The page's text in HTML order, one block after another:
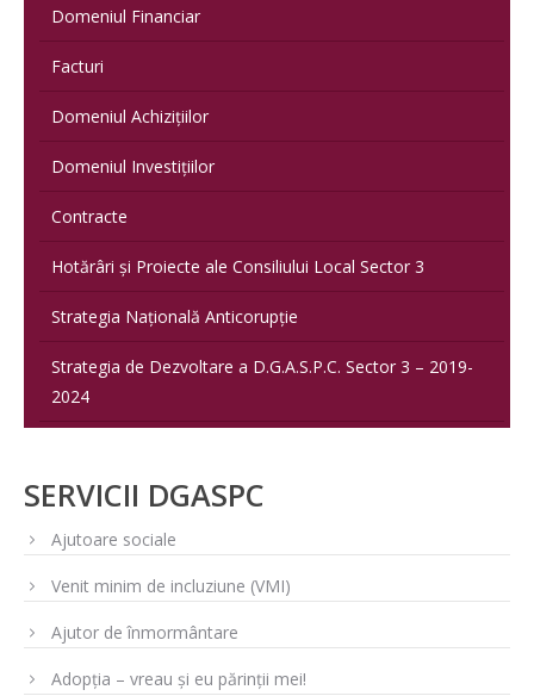
Domeniul Financiar
Facturi
Domeniul Achizițiilor
Domeniul Investițiilor
Contracte
Hotărâri și Proiecte ale Consiliului Local Sector 3
Strategia Națională Anticorupție
Strategia de Dezvoltare a D.G.A.S.P.C. Sector 3 – 2019-
2024
SERVICII DGASPC
Ajutoare sociale
Venit minim de incluziune (VMI)
Ajutor de înmormântare
Adopția – vreau și eu părinții mei!